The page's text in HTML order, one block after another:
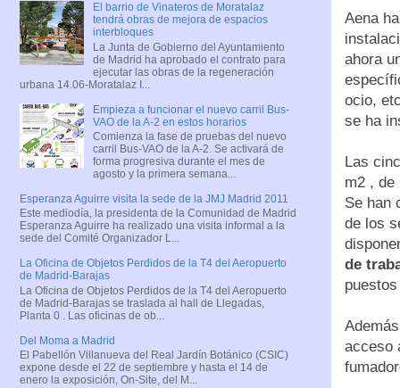
Aena
ahora
ocio,
se ha
Las
m2 , de
Se han
de los
de
acceso
El barrio de Vinateros de Moratalaz
tendrá obras de mejora de espacios
interbloques
La Junta de Gobierno del Ayuntamiento
de Madrid ha aprobado el contrato para
ejecutar las obras de la regeneración
urbana 14.06-Moratalaz I...
Empieza a funcionar el nuevo carril Bus-
VAO de la A-2 en estos horarios
Comienza la fase de pruebas del nuevo
carril Bus-VAO de la A-2. Se activará de
forma progresiva durante el mes de
agosto y la primera semana...
Esperanza Aguirre visita la sede de la JMJ Madrid 2011
Este mediodía, la presidenta de la Comunidad de Madrid
Esperanza Aguirre ha realizado una visita informal a la
sede del Comité Organizador L...
La Oficina de Objetos Perdidos de la T4 del Aeropuerto
de Madrid-Barajas
La Oficina de Objetos Perdidos de la T4 del Aeropuerto
de Madrid-Barajas se traslada al hall de Llegadas,
Planta 0 . Las oficinas de ob...
Del Moma a Madrid
El Pabellón Villanueva del Real Jardín Botánico (CSIC)
expone desde el 22 de septiembre y hasta el 14 de
enero la exposición, On-Site, del M...